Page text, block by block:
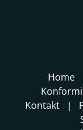
Home
Kontakt